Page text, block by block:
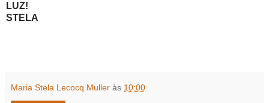
LUZ!
STELA
Maria Stela Lecocq Muller às 10:00